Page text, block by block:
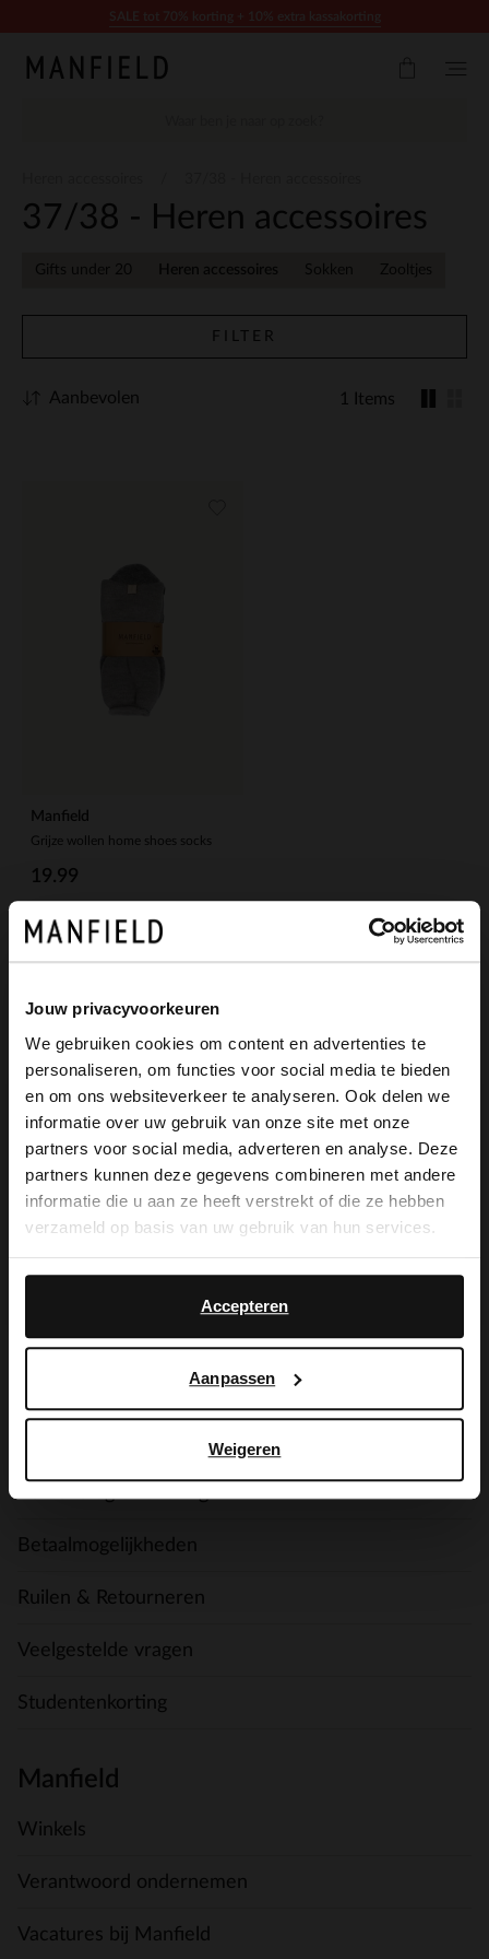
Jouw privacyvoorkeuren
We gebruiken cookies om content en advertenties te
personaliseren, om functies voor social media te bieden
en om ons websiteverkeer te analyseren. Ook delen we
informatie over uw gebruik van onze site met onze
partners voor social media, adverteren en analyse. Deze
partners kunnen deze gegevens combineren met andere
informatie die u aan ze heeft verstrekt of die ze hebben
verzameld op basis van uw gebruik van hun services.
Accepteren
Aanpassen
Weigeren
37/38 - Heren accessoires
Gifts under 20 Heren accessoires Sokken Zooltjes
FILTER
1 Items
Aanbevolen
Manfield
Grijze wollen home shoes socks
19.99
De My Manfield
voordelen wachten
op je.
MELD JE AAN VOOR MY MANFIELD
Betaalmogelijkheden
Ruilen & Retourneren
Veelgestelde vragen
Studentenkorting
Manfield
Winkels
Verantwoord ondernemen
Vacatures bij Manfield
×
View this website in English?
It looks like your language isn't Dutch. Would
you like to switch to English?
English